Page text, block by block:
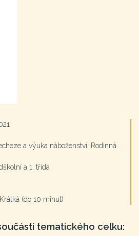
a výuka náboženství, Rodinná
a 1. třída
Krátká (do 10 minut)
tematického celku: